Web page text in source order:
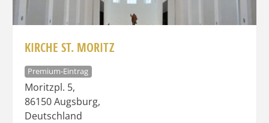
KIRCHE ST. MORITZ
Premium-Eintrag
Moritzpl. 5,
86150Augsburg,
Deutschland